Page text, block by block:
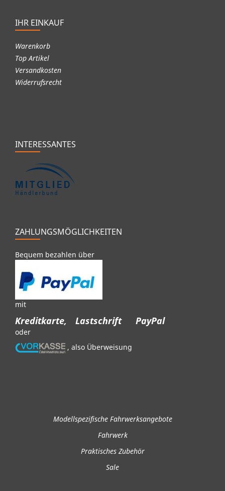
IHR EINKAUF
Warenkorb
Top Artikel
Versandkosten
Widerrufsrecht
INTERESSANTES
ZAHLUNGSMÖGLICHKEITEN
Bequem bezahlen über
mit
Kreditkarte, Lastschrift PayPal
oder
, also Überweisung
Modellspezifische Fahrwerksangebote
Fahrwerk
Praktisches Zubehör
Sale